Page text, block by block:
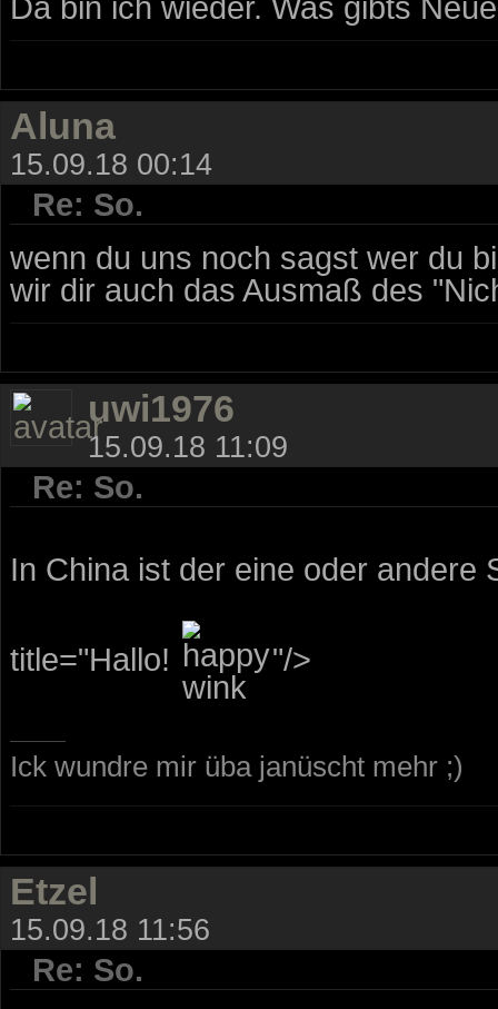
Aluna
15.09.18 00:14
Re: So.
wenn du uns noch sagst wer du
wir dir auch das Ausmaß des
uwi1976
15.09.18 11:09
Re: So.
In China ist der eine oder andere
title="Hallo! "/>
Ick wundre mir üba janüscht mehr ;)
Etzel
15.09.18 11:56
Re: So.